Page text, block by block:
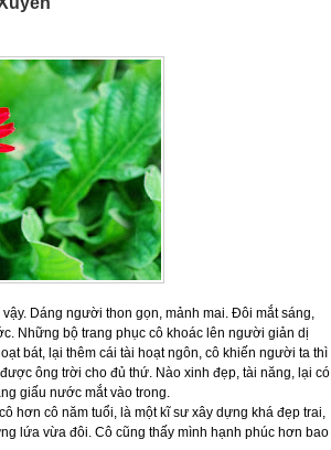
Dáng người thon gọn, mảnh mai. Đôi mắt sáng,
Những bộ trang phục cô khoác lên người giản dị
bát, lại thêm cái tài hoạt ngôn, cô khiến người ta thì
ông trời cho đủ thứ. Nào xinh đẹp, tài năng, lại có
giấu nước mắt vào trong.
hơn cô năm tuổi, là một kĩ sư xây dựng khá đẹp trai,
lứa vừa đôi. Cô cũng thấy mình hạnh phúc hơn bao